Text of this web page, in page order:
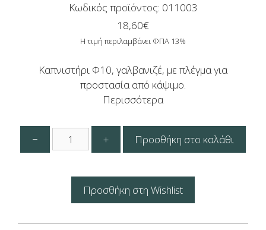
Κωδικός προϊόντος: 011003
18,60€
Η τιμή περιλαμβάνει ΦΠΑ 13%
Καπνιστήρι Φ10, γαλβανιζέ, με πλέγμα για
προστασία από κάψιμο.
Περισσότερα
−
Καπνιστήρι
Γαλβανιζέ
Πλέγμα
Apimax
+ Προσθήκη στο καλάθι
Προσθήκη στη Wishlist